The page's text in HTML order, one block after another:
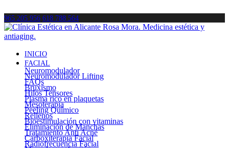
965 205 956 618 788 564
INICIO
FACIAL
Neuromodulador
Neuromodulador Lifting
FAQs
Bruxismo
Hilos Tensores
Plasma rico en plaquetas
Mesoterapia
Peeling Químico
Rellenos
Bioestimulación con vitaminas
Eliminación de Manchas
Tratamiento Anti Acné
Carboxiterapia Facial
Radiofrecuencia Facial